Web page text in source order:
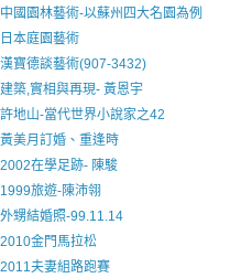
中國園林藝術-以蘇州四大名園為例
日本庭園藝術
漢寶德談藝術(907-3432)
建築,實相與再現- 黃恩宇
許地山-當代世界小說家之42
黃美月訂婚、重逢時
2002在學足跡- 陳駿
1999旅遊-陳沛翎
外甥結婚照-99.11.14
2010金門馬拉松
2011夫妻組路跑賽